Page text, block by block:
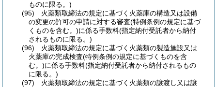
ものに限る。)
(95)
火薬類取締法の規定に基づく火薬庫の構造又は設備
の変更の許可の申請に対する審査(特例条例の規定に基づ
くものを含む。)に係る手数料(指定納付受託者から納付
されるものに限る。)
(96)
火薬類取締法の規定に基づく火薬類の製造施設又は
火薬庫の完成検査(特例条例の規定に基づくものを含
む。)に係る手数料(指定納付受託者から納付されるもの
に限る。)
(97)
火薬類取締法の規定に基づく火薬類の譲渡し又は譲